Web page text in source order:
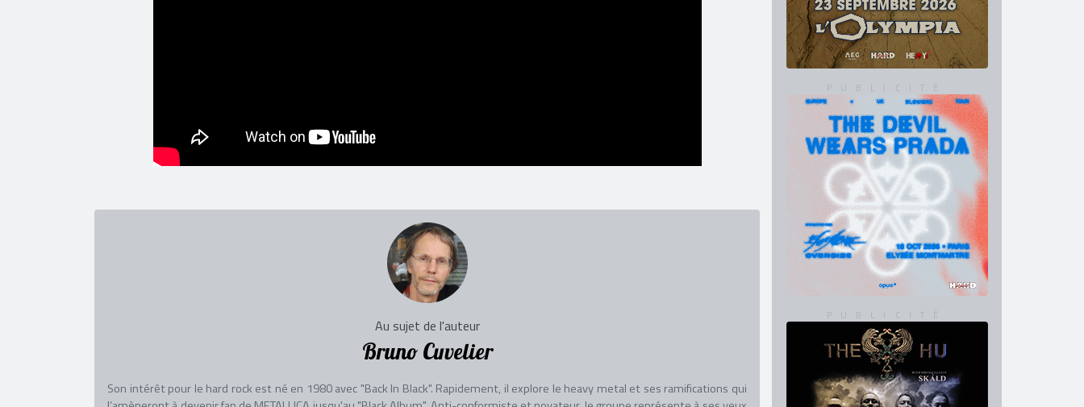
Au sujet de l'auteur
Bruno Cuvelier
Son intérêt pour le hard rock est né en 1980 avec "Back In Black". Rapidement, il explore le heavy metal et ses ramifications qui